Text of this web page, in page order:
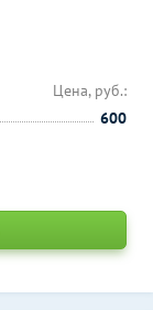
Цена, руб.:
600